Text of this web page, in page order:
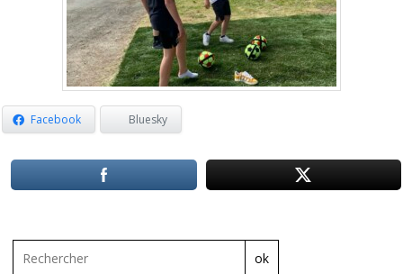
Facebook Bluesky
ok